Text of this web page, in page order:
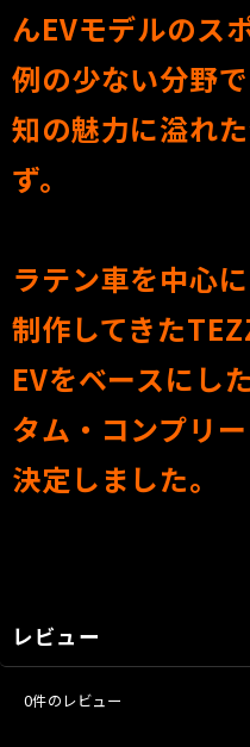
んEVモデルのス
例の少ない分野
知の魅力に溢れ
ず。
ラテン車を中心
制作してきた
EVをベースにし
タム・コンプリ
決定しました。
レビュー
0件のレビュー